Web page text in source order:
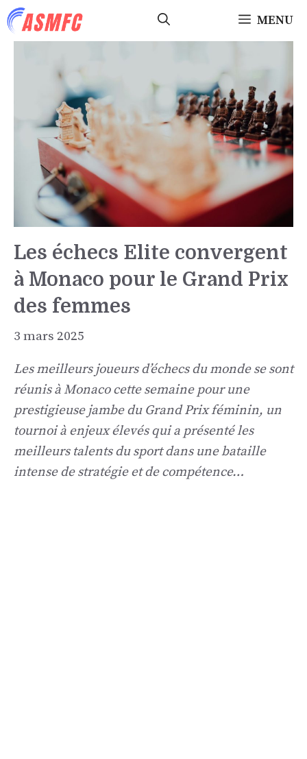
Aller
au
MENU
Les échecs Elite convergent
à Monaco pour le Grand Prix
des femmes
3 mars 2025
Les meilleurs joueurs d’échecs du monde se sont
réunis à Monaco cette semaine pour une
prestigieuse jambe du Grand Prix féminin, un
tournoi à enjeux élevés qui a présenté les
meilleurs talents du sport dans une bataille
intense de stratégie et de compétence…